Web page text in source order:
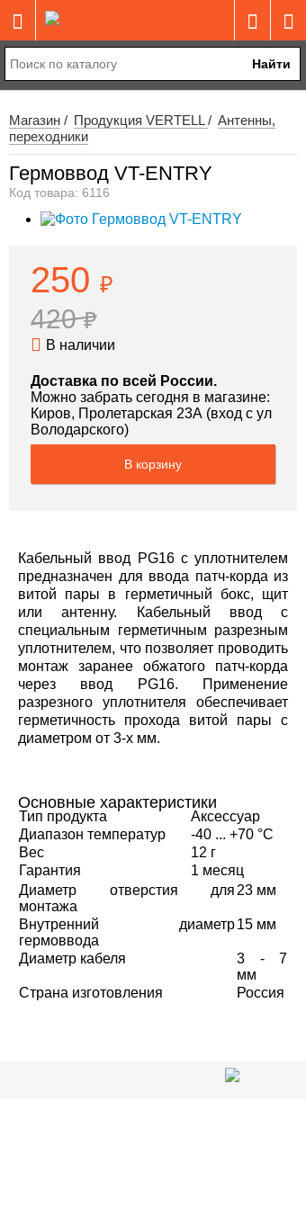
Найти
Магазин Продукция VERTELL
Антенны,
переходники
Гермоввод VT-ENTRY
Код товара: 6116
250 ₽
420₽
В наличии
Доставка по всей России.
Можно забрать сегодня в магазине:
Киров, Пролетарская 23А (вход с ул
Володарского)
В корзину
Кабельный ввод PG16 c уплотнителем
предназначен для ввода патч-корда из
витой пары в герметичный бокс, щит
или антенну. Кабельный ввод с
специальным герметичным разрезным
уплотнителем, что позволяет проводить
монтаж заранее обжатого патч-корда
через ввод PG16. Применение
разрезного уплотнителя обеспечивает
герметичность прохода витой пары с
диаметром от 3-х мм.
Основные характеристики
Тип продукта
Аксессуар
Диапазон температур
-40 ... +70 °C
Вес
12 г
Гарантия
1 месяц
Диаметр отверстия для
монтажа
23 мм
Внутренний диаметр
гермоввода
15 мм
Диаметр кабеля
3 - 7
мм
Страна изготовления
Россия